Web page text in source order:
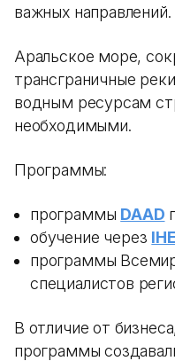
важных направлений.
Аральское море,
трансграничные
водным ресурсам
необходимыми.
Программы:
программы DAAD
обучение через
программы
специалистов
В отличие от
программы